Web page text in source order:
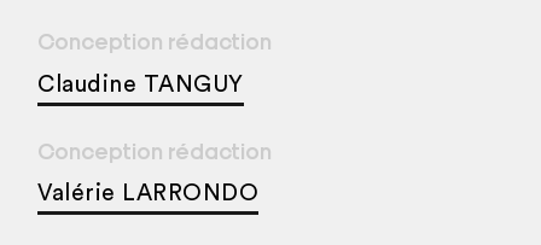
Conception rédaction
Claudine TANGUY
Conception rédaction
Valérie LARRONDO